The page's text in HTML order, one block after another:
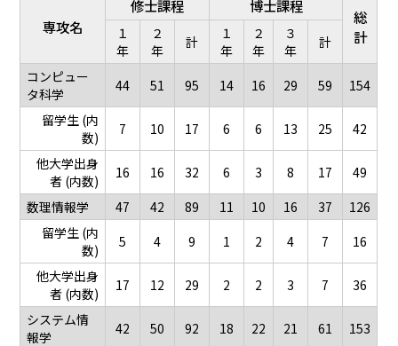
専攻名
修士課程 博士課程
総
計
１
年
２
年
計
１
年
２
年
３
年
計
コンピュー
タ科学
44 51 95 14 16 29 59
154
留学生 (内
数)
7 10 17 6 6 13 25
42
他大学出身
者 (内数)
16 16 32 6 3 8 17
49
数理情報学
47 42 89 11 10 16 37
126
留学生 (内
数)
5 4 9 1 2 4 7
16
他大学出身
者 (内数)
17 12 29 2 2 3 7
36
システム情
報学
42 50 92 18 22 21 61
153